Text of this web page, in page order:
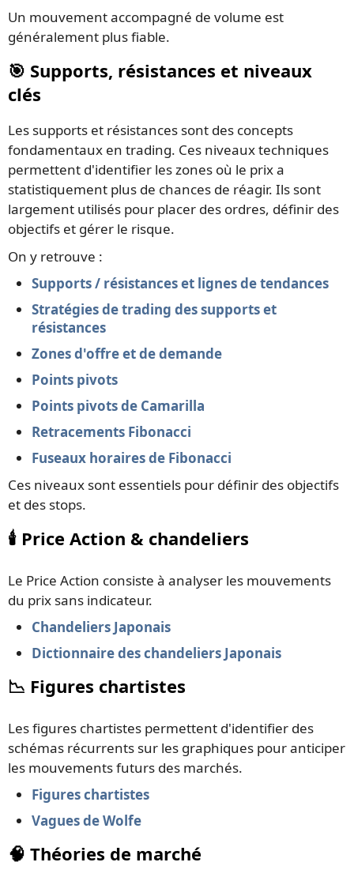
Un mouvement accompagné de volume est
généralement plus fiable.
🎯 Supports, résistances et niveaux
clés
Les supports et résistances sont des concepts
fondamentaux en trading. Ces niveaux techniques
permettent d'identifier les zones où le prix a
statistiquement plus de chances de réagir. Ils sont
largement utilisés pour placer des ordres, définir des
objectifs et gérer le risque.
On y retrouve :
Supports / résistances et lignes de tendances
Stratégies de trading des supports et
résistances
Zones d'offre et de demande
Points pivots
Points pivots de Camarilla
Retracements Fibonacci
Fuseaux horaires de Fibonacci
Ces niveaux sont essentiels pour définir des objectifs
et des stops.
🕯️ Price Action & chandeliers
Le Price Action consiste à analyser les mouvements
du prix sans indicateur.
Chandeliers Japonais
Dictionnaire des chandeliers Japonais
📉 Figures chartistes
Les figures chartistes permettent d'identifier des
schémas récurrents sur les graphiques pour anticiper
les mouvements futurs des marchés.
Figures chartistes
Vagues de Wolfe
🧠 Théories de marché